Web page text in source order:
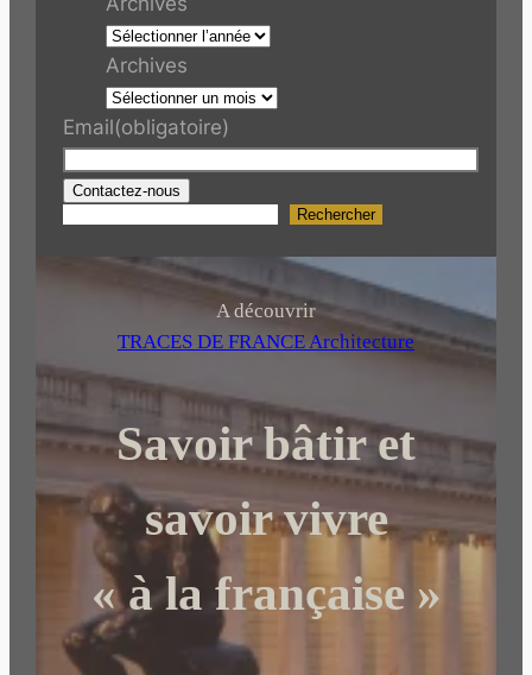
Archives
Email(obligatoire)
Contactez-nous
r
c
h
r
Rechercher
A découvrir
TRACES DE FRANCE Architecture
Savoir bâtir et
savoir vivre
« à la française »